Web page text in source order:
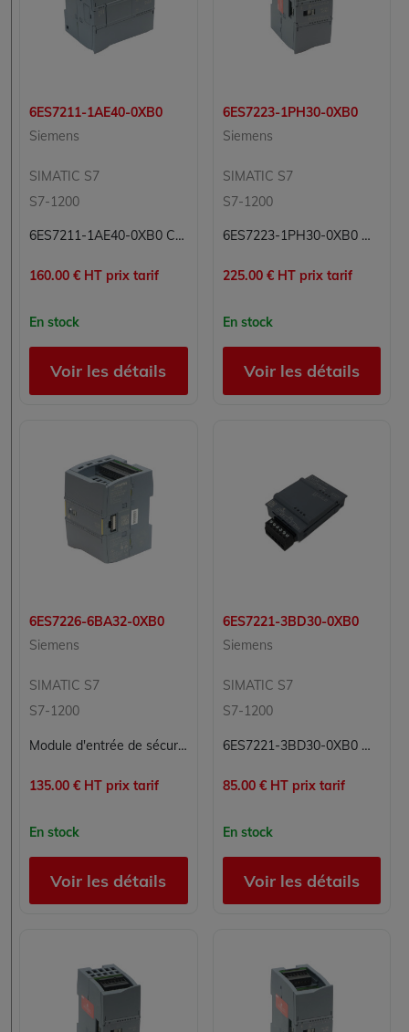
6ES7211-1AE40-0XB0
Siemens
SIMATIC S7
S7-1200
6ES7211-1AE40-0XB0 CPU Processeur Simatic S7 Siemens
160.00 € HT prix tarif
En stock
Voir les détails
6ES7223-1PH30-0XB0
Siemens
SIMATIC S7
S7-1200
6ES7223-1PH30-0XB0 Module 16 entrées/sorties numériques Carte 16E/S 8E 8S Simatic S7 Siemens
225.00 € HT prix tarif
En stock
Voir les détails
6ES7226-6BA32-0XB0
Siemens
SIMATIC S7
S7-1200
Module d'entrée de sécurité SIMATIC S7-1200 SM 1226 - 16 entrées TOR 24V DC PROFIsafe - 6ES7226-6BA32-0XB0
135.00 € HT prix tarif
En stock
Voir les détails
6ES7221-3BD30-0XB0
Siemens
SIMATIC S7
S7-1200
6ES7221-3BD30-0XB0 Module 4 entrées numériques Carte 4E Simatic S7 Siemens
85.00 € HT prix tarif
En stock
Voir les détails